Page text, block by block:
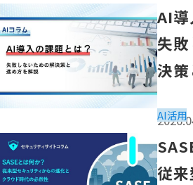
「AI導入の課題とは？失敗しない
AI導
失
決
AI活用
「SASEとは何か？
従来型セキュリティからの進化と
従